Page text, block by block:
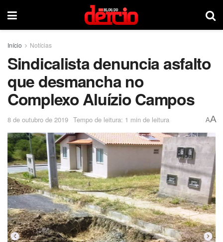
Início Notícias
Sindicalista denuncia asfalto
que desmancha no
Complexo Aluízio Campos
8 de outubro de 2019 Tempo de leitura: 1 min de leitura AA